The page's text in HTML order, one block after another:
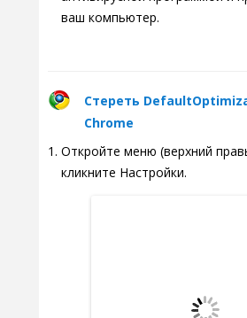
ваш компьютер.
Стереть
Chrome
Откройте меню (верхний
кликните Настройки.